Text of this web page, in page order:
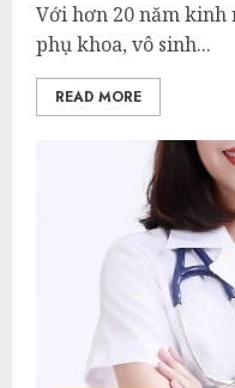
Với hơn 20 năm
phụ khoa, vô sinh...
READ MORE